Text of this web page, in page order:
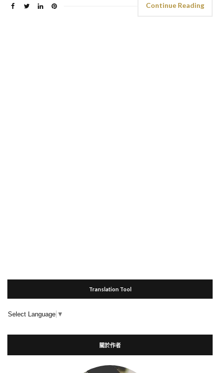
Continue Reading
Translation Tool
Select Language ▼
關於作者